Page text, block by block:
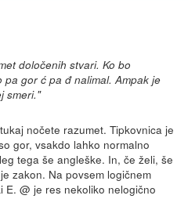
določenih stvari. Ko bo
gor ć pa đ nalimal. Ampak je
smeri."
nočete razumet. Tipkovnica je
gor, vsakdo lahko normalno
tega še angleške. In, če želi, še
zakon. Na povsem logičnem
@ je res nekoliko nelogično